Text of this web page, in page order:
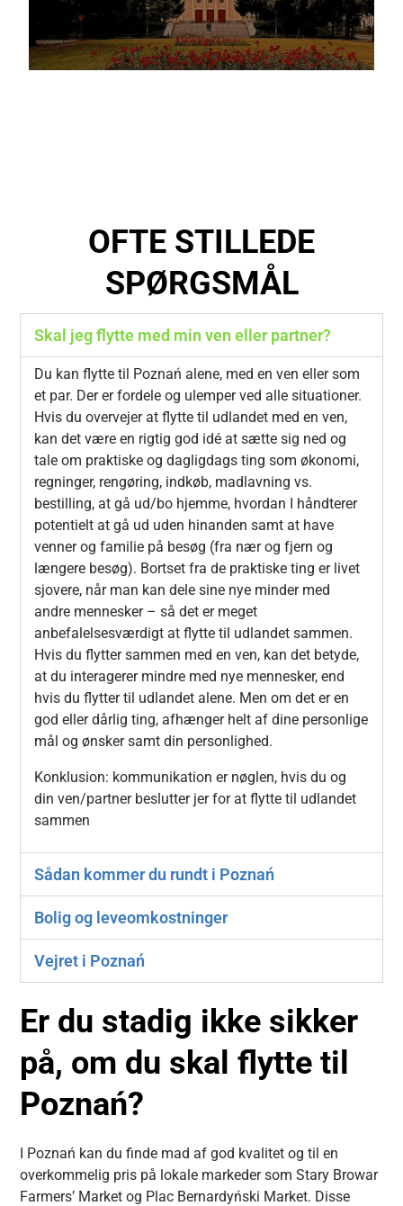
OFTE STILLEDE
SPØRGSMÅL
Skal jeg flytte med min ven eller partner?
Du kan flytte til Poznań alene, med en ven eller som
et par. Der er fordele og ulemper ved alle situationer.
Hvis du overvejer at flytte til udlandet med en ven,
kan det være en rigtig god idé at sætte sig ned og
tale om praktiske og dagligdags ting som økonomi,
regninger, rengøring, indkøb, madlavning vs.
bestilling, at gå ud/bo hjemme, hvordan I håndterer
potentielt at gå ud uden hinanden samt at have
venner og familie på besøg (fra nær og fjern og
længere besøg). Bortset fra de praktiske ting er livet
sjovere, når man kan dele sine nye minder med
andre mennesker – så det er meget
anbefalelsesværdigt at flytte til udlandet sammen.
Hvis du flytter sammen med en ven, kan det betyde,
at du interagerer mindre med nye mennesker, end
hvis du flytter til udlandet alene. Men om det er en
god eller dårlig ting, afhænger helt af dine personlige
mål og ønsker samt din personlighed.
Konklusion: kommunikation er nøglen, hvis du og
din ven/partner beslutter jer for at flytte til udlandet
sammen
Sådan kommer du rundt i Poznań
Bolig og leveomkostninger
Vejret i Poznań
Er du stadig ikke sikker
på, om du skal flytte til
Poznań?
I Poznań kan du finde mad af god kvalitet og til en
overkommelig pris på lokale markeder som Stary Browar
Farmers’ Market og Plac Bernardyński Market. Disse